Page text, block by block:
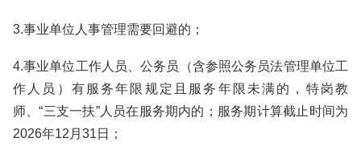
3.事业单位人事管理需要回避的；
4.事业单位工作人员、公务员（含参照公务员法管理单位工
作人员）有服务年限规定且服务年限未满的，特岗教
师、“三支一扶”人员在服务期内的；服务期计算截止时间为
2026年12月31日；